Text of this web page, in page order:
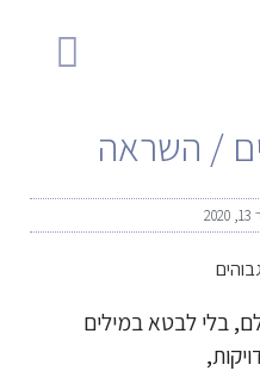
/ השראה
בלי לבטא במילים